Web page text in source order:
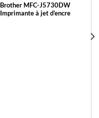
Brother MFC-J5730DW
Imprimante à jet d’encre